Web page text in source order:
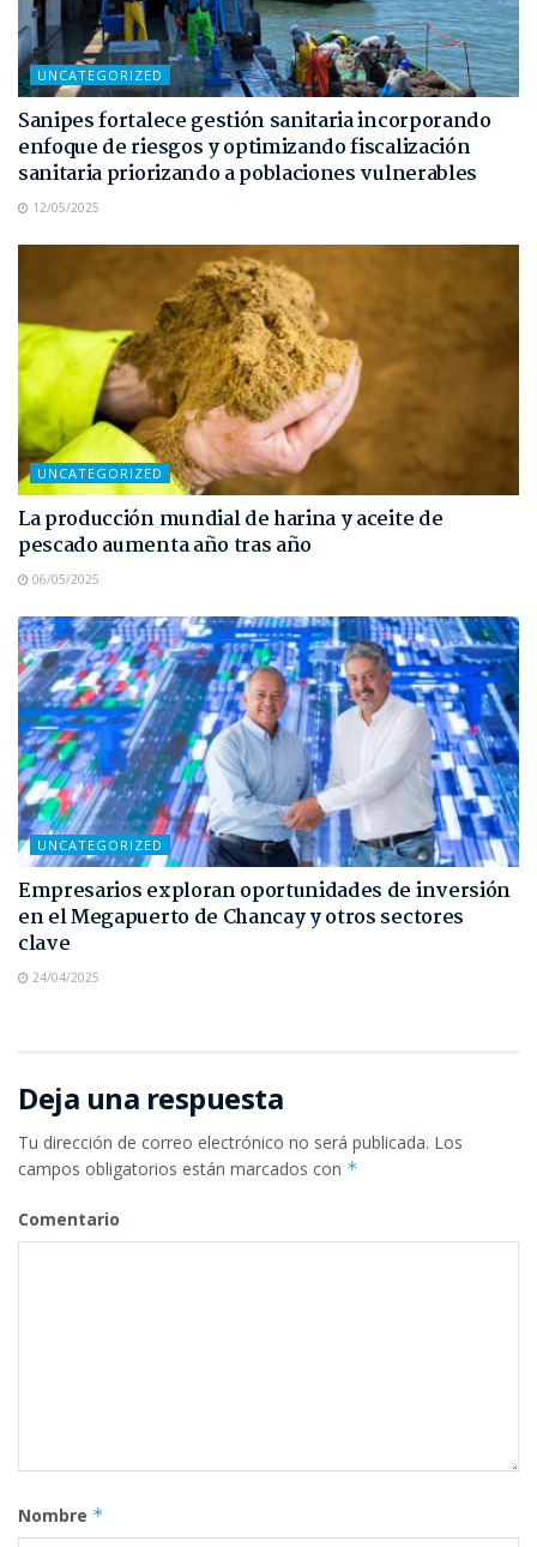
UNCATEGORIZED
Sanipes fortalece gestión sanitaria incorporando
enfoque de riesgos y optimizando fiscalización
sanitaria priorizando a poblaciones vulnerables
12/05/2025
UNCATEGORIZED
La producción mundial de harina y aceite de
pescado aumenta año tras año
06/05/2025
UNCATEGORIZED
Empresarios exploran oportunidades de inversión
en el Megapuerto de Chancay y otros sectores
clave
24/04/2025
Deja una respuesta
Tu dirección de correo electrónico no será publicada. Los
campos obligatorios están marcados con *
Comentario
Nombre *